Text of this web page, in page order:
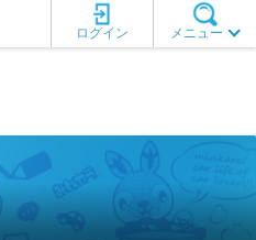
メニュー
ログイン